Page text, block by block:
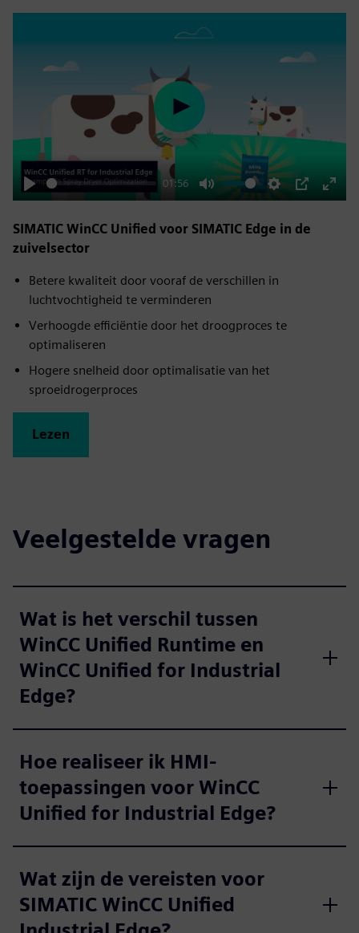
Play
01:56
Mute Settings
PIP
Enter
Play
SIMATIC WinCC Unified voor SIMATIC Edge in de
zuivelsector
Betere kwaliteit door vooraf de verschillen in
luchtvochtigheid te verminderen
Verhoogde efficiëntie door het droogproces te
optimaliseren
Hogere snelheid door optimalisatie van het
sproeidrogerproces
Lezen
Veelgestelde vragen
Wat is het verschil tussen
WinCC Unified Runtime en
WinCC Unified for Industrial
Edge?
Hoe realiseer ik HMI-
toepassingen voor WinCC
Unified for Industrial Edge?
Wat zijn de vereisten voor
SIMATIC WinCC Unified